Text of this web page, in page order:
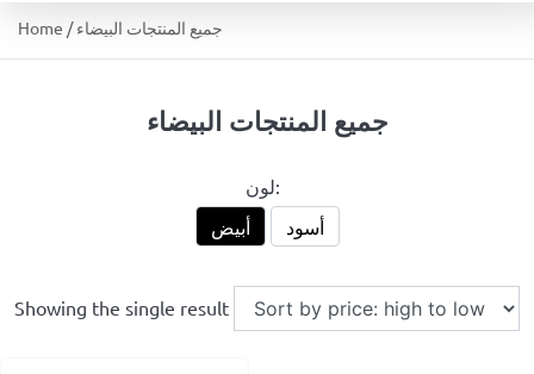
content
Home / جميع المنتجات البيضاء
جميع المنتجات البيضاء
لون:
أسود
أبيض
Showing the single result